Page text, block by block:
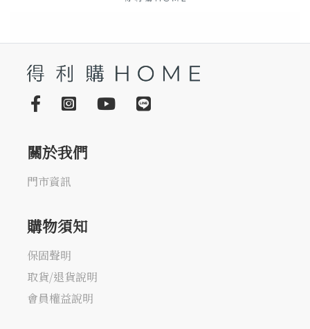
關於我們
門市資訊
購物須知
保固聲明
取貨/退貨說明
會員權益說明